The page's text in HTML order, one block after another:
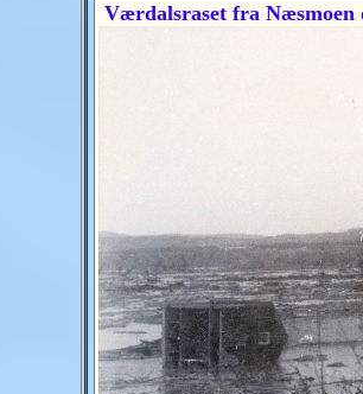
Værdalsraset fra Næsmoen